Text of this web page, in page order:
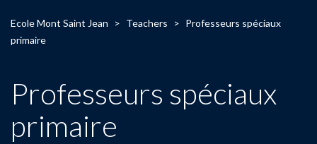
Ecole Mont Saint Jean > Teachers > Professeurs spéciaux
primaire
Professeurs spéciaux
primaire